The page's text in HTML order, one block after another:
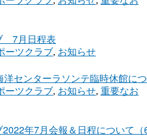
7月日程表
ーツクラブ, お知らせ
洋センターラソンテ臨時休館に
ーツクラブ, お知らせ, 重要なお
年7月会報＆日程について